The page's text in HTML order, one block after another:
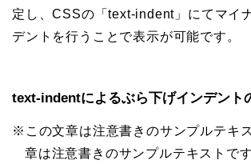
定し、CSSの「text-indent」にてマイ
デントを行うことで表示が可能です。
text-indentによるぶら下げインデント
※この文章は注意書きのサンプルテキ
章は注意書きのサンプルテキストで